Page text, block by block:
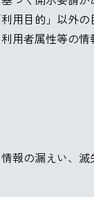
用目的」以外
用者属性等の情
報の漏えい、